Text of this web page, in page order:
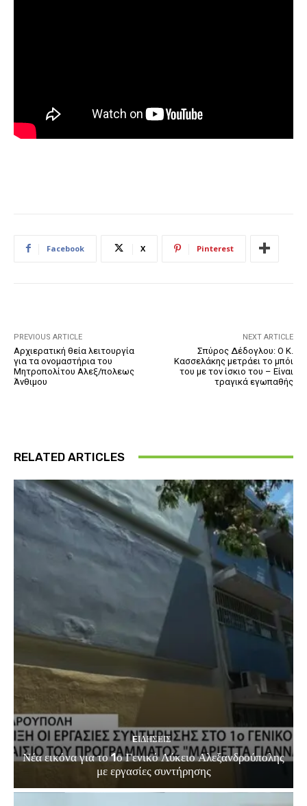
Facebook X Pinterest
PREVIOUS ARTICLE
Αρχιερατική θεία λειτουργία
για τα ονομαστήρια του
Μητροπολίτου Αλεξ/πολεως
Άνθιμου
NEXT ARTICLE
Σπύρος Δέδογλου: Ο Κ.
Κασσελάκης μετράει το μπόι
του με τον ίσκιο του – Είναι
τραγικά εγωπαθής
RELATED ARTICLES
EΙΔΗΣΕΙΣ
Νέα εικόνα για το 1ο Γενικό Λύκειο Αλεξανδρούπολης
με εργασίες συντήρησης